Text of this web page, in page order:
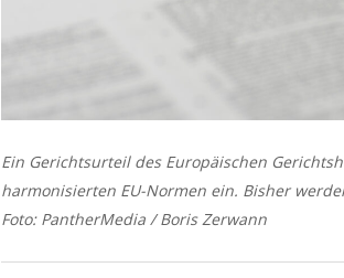
Ein Gerichtsurteil des Europäischen
harmonisierten EU-Normen ein. Bisher
Foto: PantherMedia / Boris Zerwann